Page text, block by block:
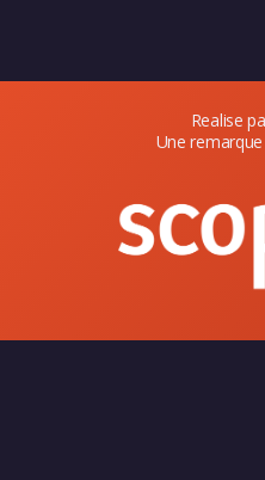
Realise
Une remarque